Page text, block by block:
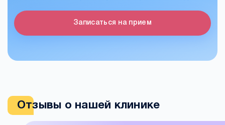
Записаться на прием
Отзывы о нашей клинике